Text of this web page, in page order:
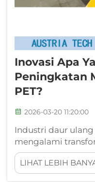
Inovasi Apa
Peningkatan
PET?
2026-03-20 11:20:00
Industri daur
mengalami
terjadi sebelumnya
ketatnya regulasi
meningkatnya
LIHAT LEBIH